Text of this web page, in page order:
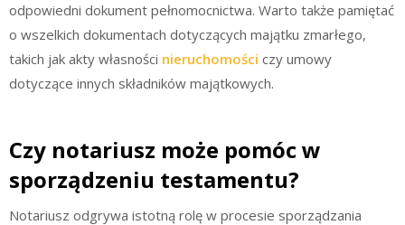
odpowiedni dokument pełnomocnictwa. Warto także pamiętać
o wszelkich dokumentach dotyczących majątku zmarłego,
takich jak akty własności nieruchomości czy umowy
dotyczące innych składników majątkowych.
Czy notariusz może pomóc w
sporządzeniu testamentu?
Notariusz odgrywa istotną rolę w procesie sporządzania